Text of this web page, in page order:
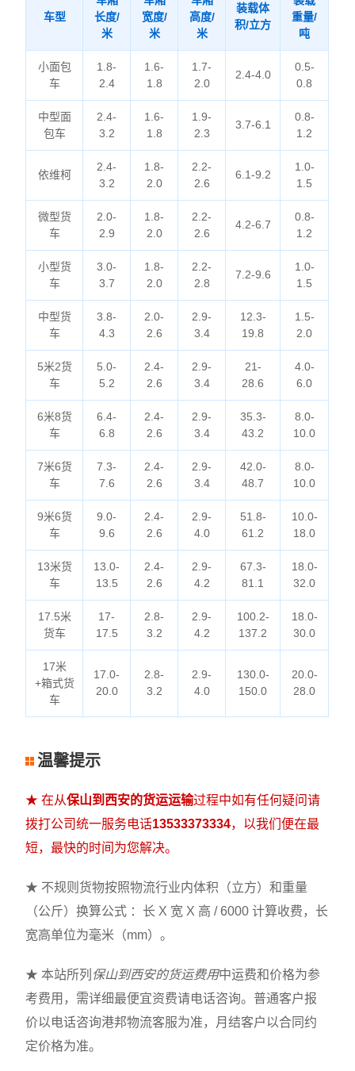
车型
长度/
米
宽度/
米
高度/
米
装载体
积/立方
重量/
吨
小面包
车
1.8-
2.4
1.6-
1.8
1.7-
2.0
2.4-4.0
0.5-
0.8
中型面
包车
2.4-
3.2
1.6-
1.8
1.9-
2.3
3.7-6.1
0.8-
1.2
依维柯
2.4-
3.2
1.8-
2.0
2.2-
2.6
6.1-9.2
1.0-
1.5
微型货
车
2.0-
2.9
1.8-
2.0
2.2-
2.6
4.2-6.7
0.8-
1.2
小型货
车
3.0-
3.7
1.8-
2.0
2.2-
2.8
7.2-9.6
1.0-
1.5
中型货
车
3.8-
4.3
2.0-
2.6
2.9-
3.4
12.3-
19.8
1.5-
2.0
5米2货
车
5.0-
5.2
2.4-
2.6
2.9-
3.4
21-
28.6
4.0-
6.0
6米8货
车
6.4-
6.8
2.4-
2.6
2.9-
3.4
35.3-
43.2
8.0-
10.0
7米6货
车
7.3-
7.6
2.4-
2.6
2.9-
3.4
42.0-
48.7
8.0-
10.0
9米6货
车
9.0-
9.6
2.4-
2.6
2.9-
4.0
51.8-
61.2
10.0-
18.0
13米货
车
13.0-
13.5
2.4-
2.6
2.9-
4.2
67.3-
81.1
18.0-
32.0
17.5米
货车
17-
17.5
2.8-
3.2
2.9-
4.2
100.2-
137.2
18.0-
30.0
17米
+箱式货
车
17.0-
20.0
2.8-
3.2
2.9-
4.0
130.0-
150.0
20.0-
28.0
温馨提示
★ 在从保山到西安的货运运输过程中如有任何疑问请
拨打公司统一服务电话13533373334，以我们便在最
短，最快的时间为您解决。
★ 不规则货物按照物流行业内体积（立方）和重量
（公斤）换算公式 ：长 X 宽 X 高 / 6000 计算收费，长
宽高单位为毫米（mm）。
★ 本站所列 保山到西安的货运费用中运费和价格为参
考费用，需详细最便宜资费请电话咨询。普通客户报
价以电话咨询港邦物流客服为准，月结客户以合同约
定价格为准。